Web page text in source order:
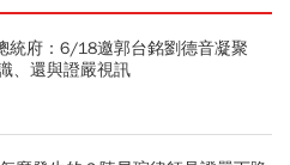
統府：6/18邀郭台銘劉德音凝聚
、還與證嚴視訊